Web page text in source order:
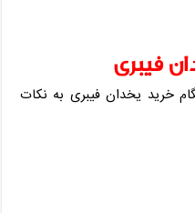
فیبری
خرید یخدان فیبری به نکات